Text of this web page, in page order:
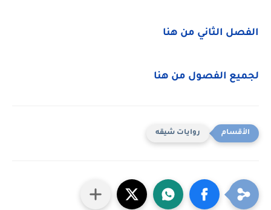
الفصل الثاني من هنا
لجميع الفصول من هنا
روايات شيقه